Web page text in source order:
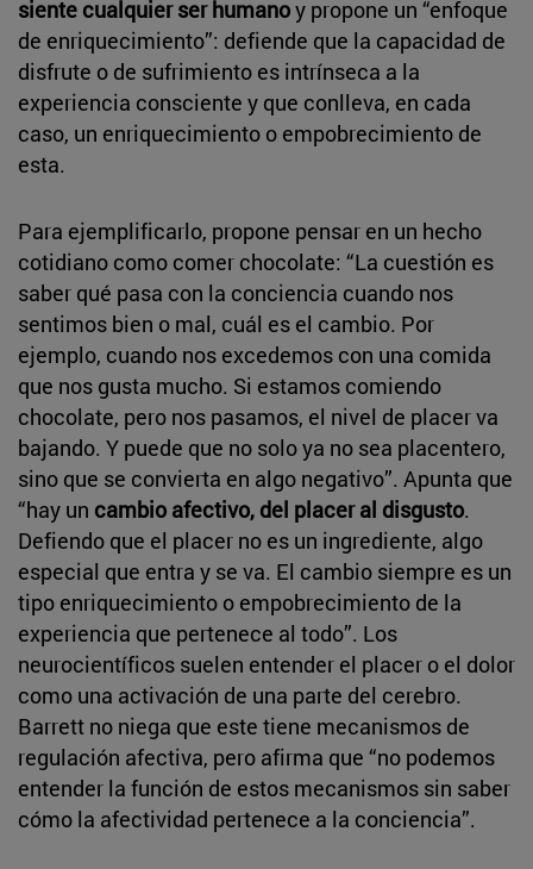
siente cualquier ser humanoy propone un “enfoque
de enriquecimiento”: defiende que la capacidad de
disfrute o de sufrimiento es intrínseca a la
experiencia consciente y que conlleva, en cada
caso, un enriquecimiento o empobrecimiento de
esta.
Para ejemplificarlo, propone pensar en un hecho
cotidiano como comer chocolate: “La cuestión es
saber qué pasa con la conciencia cuando nos
sentimos bien o mal, cuál es el cambio. Por
ejemplo, cuando nos excedemos con una comida
que nos gusta mucho. Si estamos comiendo
chocolate, pero nos pasamos, el nivel de placer va
bajando. Y puede que no solo ya no sea placentero,
sino que se convierta en algo negativo”. Apunta que
“hay un cambio afectivo, del placer al disgusto.
Defiendo que el placer no es un ingrediente, algo
especial que entra y se va. El cambio siempre es un
tipo enriquecimiento o empobrecimiento de la
experiencia que pertenece al todo”. Los
neurocientíficos suelen entender el placer o el dolor
como una activación de una parte del cerebro.
Barrett no niega que este tiene mecanismos de
regulación afectiva, pero afirma que “no podemos
entender la función de estos mecanismos sin saber
cómo la afectividad pertenece a la conciencia”.